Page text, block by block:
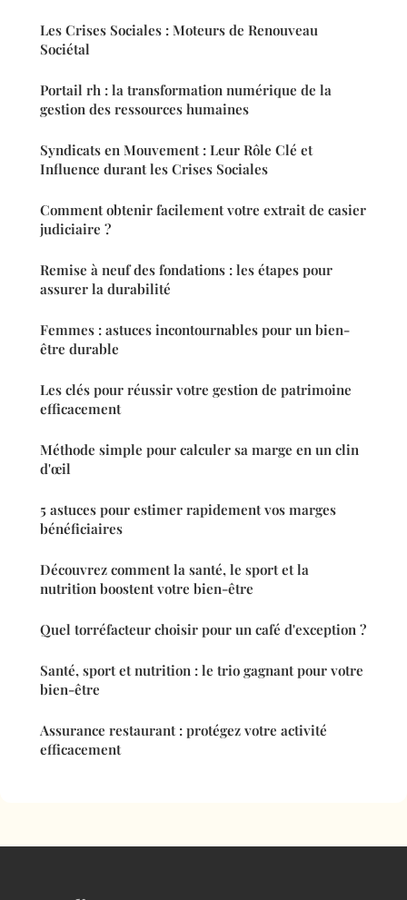
Les Crises Sociales : Moteurs de Renouveau
Sociétal
Portail rh : la transformation numérique de la
gestion des ressources humaines
Syndicats en Mouvement : Leur Rôle Clé et
Influence durant les Crises Sociales
Comment obtenir facilement votre extrait de casier
judiciaire ?
Remise à neuf des fondations : les étapes pour
assurer la durabilité
Femmes : astuces incontournables pour un bien-
être durable
Les clés pour réussir votre gestion de patrimoine
efficacement
Méthode simple pour calculer sa marge en un clin
d'œil
5 astuces pour estimer rapidement vos marges
bénéficiaires
Découvrez comment la santé, le sport et la
nutrition boostent votre bien-être
Quel torréfacteur choisir pour un café d'exception ?
Santé, sport et nutrition : le trio gagnant pour votre
bien-être
Assurance restaurant : protégez votre activité
efficacement